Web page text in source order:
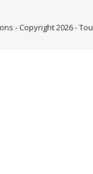
- Copyright 2026 -